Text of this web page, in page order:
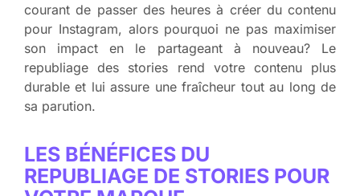
courant de passer des heures à créer du contenu
pour Instagram, alors pourquoi ne pas maximiser
son impact en le partageant à nouveau? Le
republiage des stories rend votre contenu plus
durable et lui assure une fraîcheur tout au long de
sa parution.
LES BÉNÉFICES DU
REPUBLIAGE DE STORIES POUR